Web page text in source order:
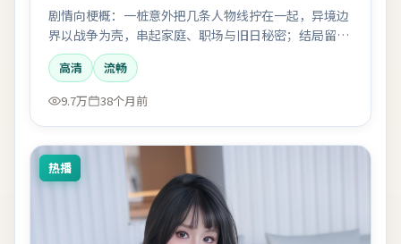
剧情向梗概：一桩意外把几条人物线拧在一起，异境边
界以战争为壳，串起家庭、职场与旧日秘密；结局留
白，讨论空间不小。
高清
流畅
9.7万
38个月前
热播